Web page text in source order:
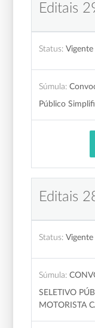
Editais
Status: Vigente
Súmula:
Público
Editais
Status: Vigente
Súmula:
SELETIVO
MOTORISTA